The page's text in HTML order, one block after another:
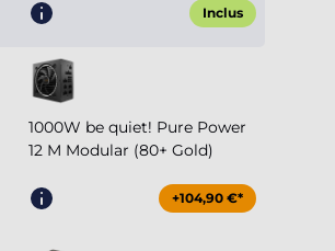
Inclus
1000W be quiet! Pure Power
12 M Modular (80+ Gold)
+104,90 €*